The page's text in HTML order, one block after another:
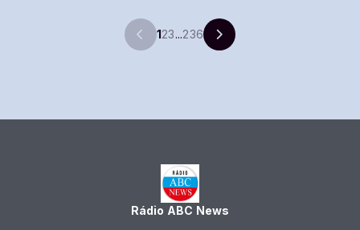
123...236
Rádio ABC News